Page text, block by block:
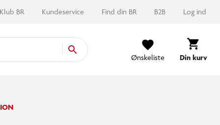
Klub BR Kundeservice Find din BR B2B Log ind
Ønskeliste Din kurv